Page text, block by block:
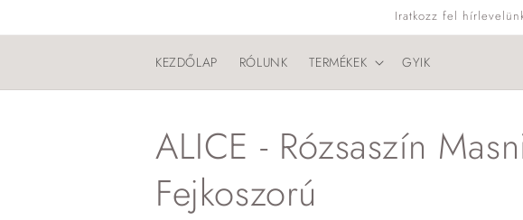
Iratkozz fel
KEZDŐLAP RÓLUNK TERMÉKEK GYIK
ALICE - Rózsaszín
Fejkoszorú